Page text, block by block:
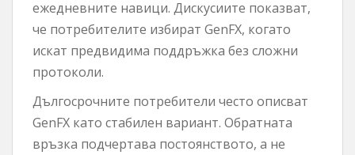
ежедневните навици. Дискусиите показват,
че потребителите избират GenFX, когато
искат предвидима поддръжка без сложни
протоколи.
Дългосрочните потребители често описват
GenFX като стабилен вариант. Обратната
връзка подчертава постоянството, а не